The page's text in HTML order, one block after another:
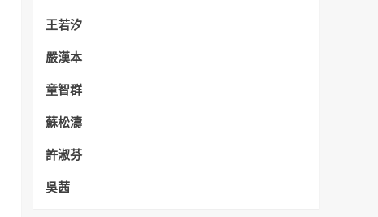
王若汐
嚴漢本
童智群
蘇松濤
許淑芬
吳茜